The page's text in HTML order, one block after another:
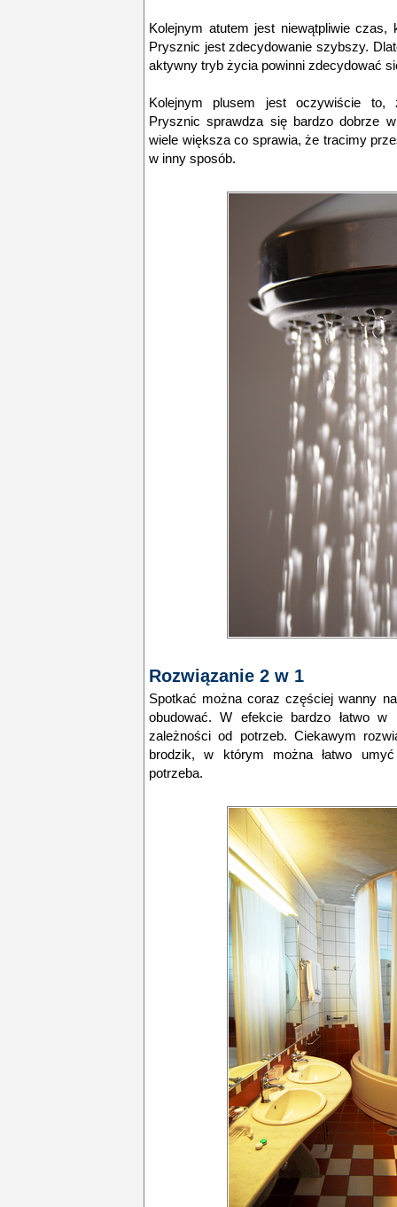
Kolejnym atutem jest niewątpliwie
Prysznic jest zdecydowanie szybszy.
aktywny tryb życia powinni zdecydować
Kolejnym plusem jest oczywiście to,
Prysznic sprawdza się bardzo dobrze
wiele większa co sprawia, że tracimy
w inny sposób.
Rozwiązanie 2 w 1
Spotkać można coraz częściej wanny
obudować. W efekcie bardzo łatwo
zależności od potrzeb. Ciekawym
brodzik, w którym można łatwo
potrzeba.